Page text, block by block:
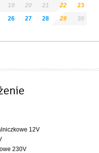
19 20 21 22
23
26 27 28 29
30
12V
230V